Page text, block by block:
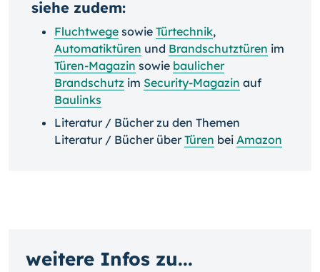
siehe zudem:
Fluchtwege sowie Türtechnik,
Automatiktüren und Brandschutztüren im
Türen-Magazin sowie baulicher
Brandschutz im Security-Magazin auf
Baulinks
Literatur / Bücher zu den Themen
Literatur / Bücher überTüren bei Amazon
weitere Infos zu...